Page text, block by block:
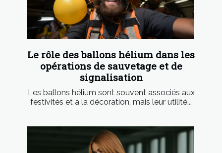
Le rôle des ballons hélium dans les
opérations de sauvetage et de
signalisation
Les ballons hélium sont souvent associés aux
festivités et à la décoration, mais leur utilité...